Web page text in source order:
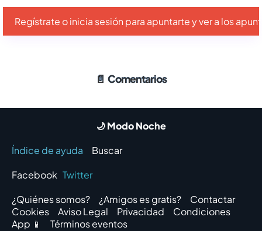
Regístrate o inicia sesión para apuntarte y ver a los
📄 Comentarios
🌙 Modo Noche
Índice de ayuda
Buscar
Facebook Twitter
¿Quiénes somos?
¿Amigos es gratis?
Contactar
Cookies
Aviso Legal Privacidad
Condiciones
App 📱
Términos eventos